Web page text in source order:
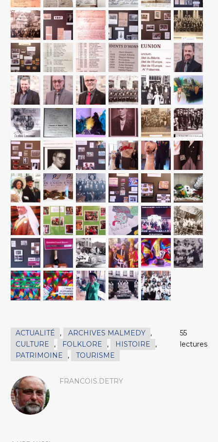
ACTUALITÉ , ARCHIVES MALMEDY
,
CULTURE
, FOLKLORE , HISTOIRE
,
PATRIMOINE
, TOURISME
55
lectures
FRANCOIS.DETRY